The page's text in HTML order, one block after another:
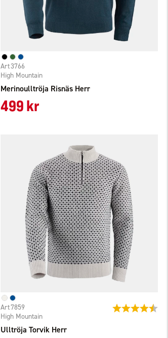
Merinoulltröja Risnäs Herr
High Mountain
3766
499 kr
Ulltröja Torvik Herr
High Mountain
7859 Betyg: